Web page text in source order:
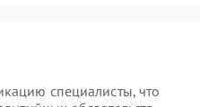
специалисты, что